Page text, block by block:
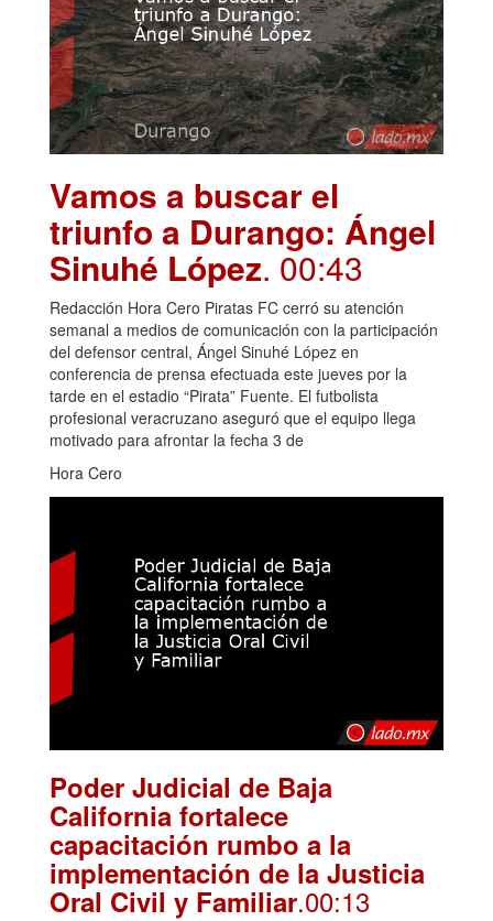
Vamos a buscar el
triunfo a Durango: Ángel
Sinuhé López. 00:43
Redacción Hora Cero Piratas FC cerró su atención
semanal a medios de comunicación con la participación
del defensor central, Ángel Sinuhé López en
conferencia de prensa efectuada este jueves por la
tarde en el estadio “Pirata” Fuente. El futbolista
profesional veracruzano aseguró que el equipo llega
motivado para afrontar la fecha 3 de
Hora Cero
Poder Judicial de Baja
California fortalece
capacitación rumbo a la
implementación de la Justicia
Oral Civil y Familiar.00:13